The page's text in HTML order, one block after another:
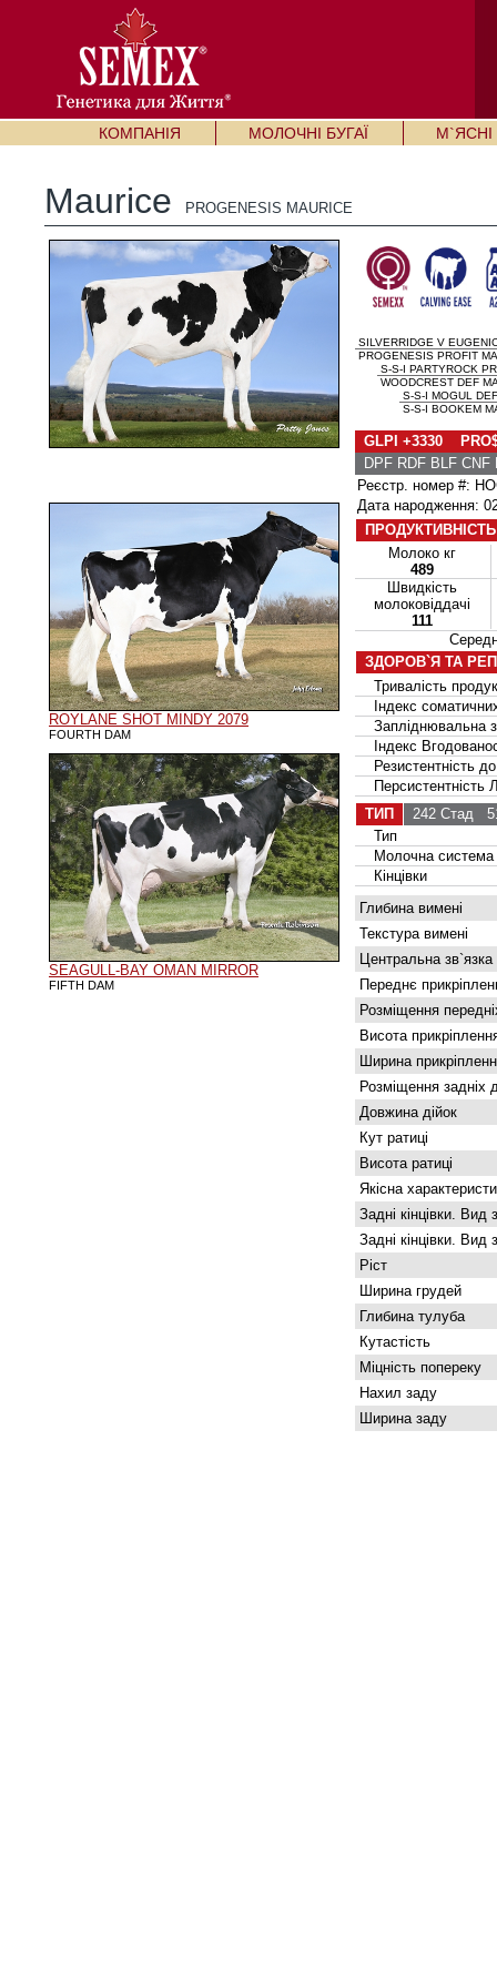
КОМПАНІЯ МОЛОЧНІ БУГАЇ М`ЯСНІ
Maurice PROGENESIS MAURICE
ROYLANE SHOT MINDY 2079
FOURTH DAM
SEAGULL-BAY OMAN MIRROR
FIFTH DAM
SILVERRIDGE V
PROGENESIS PROFIT
S-S-I PARTYROCK
WOODCREST DEF
S-S-I MOGUL
S-S-I BOOKEM
GLPI +3330
DPF RDF BLF CNF
Реєстр. номер #:
Дата народження:
ПРОДУКТИВНІСТЬ
Молоко кг
489
Швидкість
молоковіддачі
111
ЗДОРОВ`Я ТА
Тривалість
Індекс
Запліднювальна
Індекс
Резистентність
Персистентність
ТИП
242 Стад
Тип
Молочна система
Кінцівки
Глибина вимені
Текстура вимені
Центральна зв`язка
Переднє
Розміщення
Висота
Ширина
Розміщення задніх
Довжина дійок
Кут ратиці
Висота ратиці
Якісна
Задні кінцівки. Вид
Задні кінцівки. Вид
Ріст
Ширина грудей
Глибина тулуба
Кутастість
Міцність попереку
Нахил заду
Ширина заду